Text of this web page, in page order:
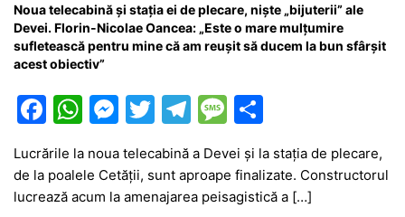
Noua telecabină și stația ei de plecare, niște „bijuterii” ale
Devei. Florin-Nicolae Oancea: „Este o mare mulțumire
sufletească pentru mine că am reușit să ducem la bun sfârșit
acest obiectiv”
F
c
e
W
at
s
M
s
s
T
itt
er
T
e
gr
M
s
s
ta
je
Lucrările la noua telecabină a Devei și la stația de plecare,
de la poalele Cetății, sunt aproape finalizate. Constructorul
lucrează acum la amenajarea peisagistică a […]